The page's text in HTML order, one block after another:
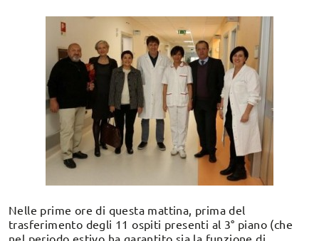
Nelle prime ore di questa mattina, prima del
trasferimento degli 11 ospiti presenti al 3° piano (che
nel periodo estivo ha garantito sia la funzione di